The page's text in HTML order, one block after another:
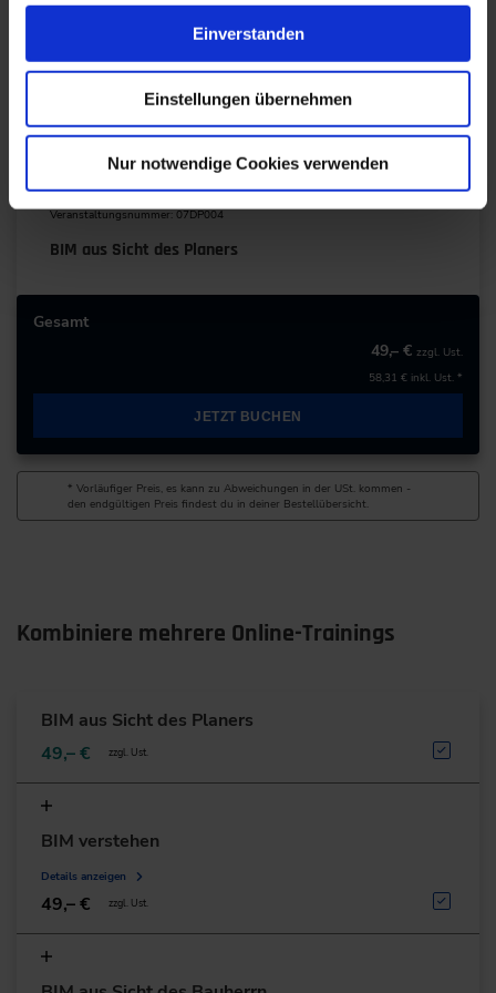
Einverstanden
Einstellungen übernehmen
Nur notwendige Cookies verwenden
Knoth, Project Consultant, konzipiert.
Veranstaltung buchen
Veranstaltungsnummer: 07DP004
BIM aus Sicht des Planers
Gesamt
49,– € zzgl. Ust.
58,31 € inkl. Ust. *
JETZT BUCHEN
* Vorläufiger Preis, es kann zu Abweichungen in der USt. kommen -
den endgültigen Preis findest du in deiner Bestellübersicht.
Kombiniere mehrere Online-Trainings
BIM aus Sicht des Planers
49,– €
zzgl. Ust.
BIM verstehen
Details anzeigen
49,– € zzgl. Ust.